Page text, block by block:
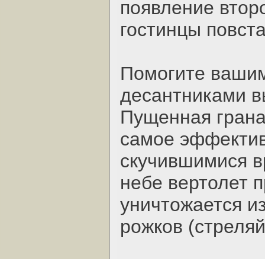
появление
гостинцы
Помогите
десантниками
Пущенная
самое
скучившимися
небе вертолет
уничтожается
рожков